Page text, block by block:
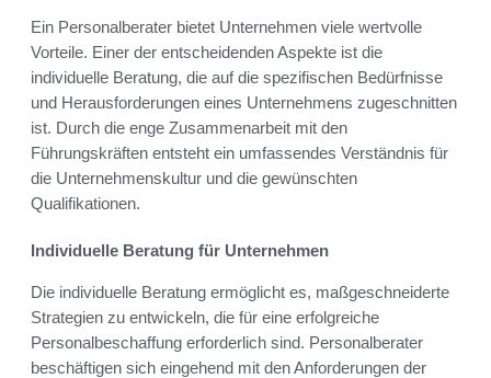
Ein Personalberater bietet Unternehmen viele wertvolle
Vorteile. Einer der entscheidenden Aspekte ist die
individuelle Beratung, die auf die spezifischen Bedürfnisse
und Herausforderungen eines Unternehmens zugeschnitten
ist. Durch die enge Zusammenarbeit mit den
Führungskräften entsteht ein umfassendes Verständnis für
die Unternehmenskultur und die gewünschten
Qualifikationen.
Individuelle Beratung für Unternehmen
Die individuelle Beratung ermöglicht es, maßgeschneiderte
Strategien zu entwickeln, die für eine erfolgreiche
Personalbeschaffung erforderlich sind. Personalberater
beschäftigen sich eingehend mit den Anforderungen der